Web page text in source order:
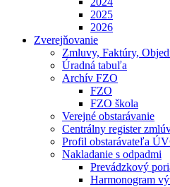
2025
2026
Zverejňovanie
Zmluvy, Faktúry,
Úradná tabuľa
Archív FZO
FZO
FZO škola
Verejné obstarávanie
Centrálny register
Profil obstarávateľa
Nakladanie s odpadmi
Prevádzkový
Harmonogram